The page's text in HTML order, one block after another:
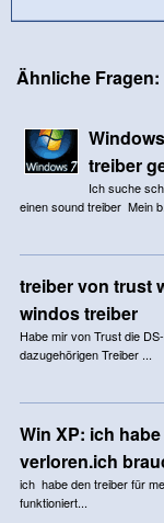
Ähnliche Fragen:
treiber
Ich suche
einen sound treiber Mein
treiber von trust
windos treiber
Habe mir von Trust die
dazugehörigen Treiber ...
Win XP: ich
verloren.ich
ich habe den treiber für
funktioniert...